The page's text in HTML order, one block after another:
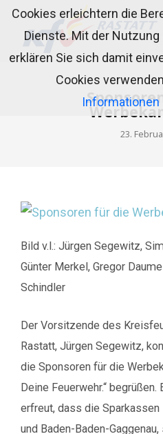
23.
Bild v.l.: Jürgen Segewitz,
Günter Merkel, Gregor
Schindler
Der Vorsitzende des
Rastatt, Jürgen Segewitz,
die Sponsoren für die
Deine Feuerwehr.“
erfreut, dass die Sparkassen
und Baden-Baden-
Cookies erleichtern die
Dienste. Mit der
erklären Sie sich damit
Cookies
Informationen